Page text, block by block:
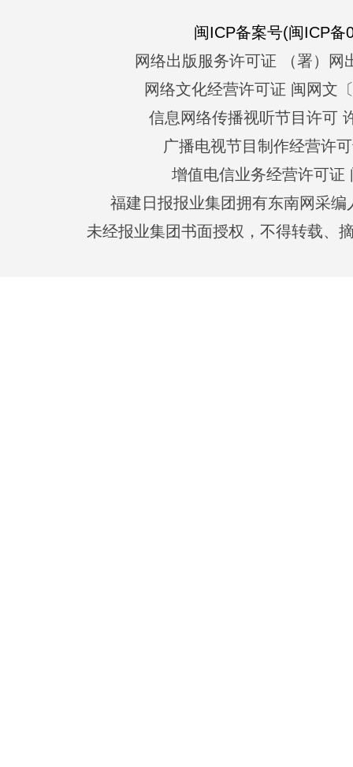
闽ICP备案号(闽ICP备
网络出版服务许可证 （署）网
网络文化经营许可证 闽网文
信息网络传播视听节目许可
广播电视节目制作经营许
增值电信业务经营许可证
福建日报报业集团拥有东南网采
未经报业集团书面授权，不得转载、